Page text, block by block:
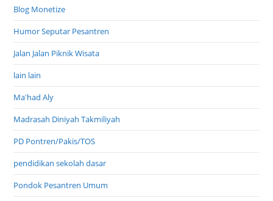
Blog Monetize
Humor Seputar Pesantren
Jalan Jalan Piknik Wisata
lain lain
Ma'had Aly
Madrasah Diniyah Takmiliyah
PD Pontren/Pakis/TOS
pendidikan sekolah dasar
Pondok Pesantren Umum